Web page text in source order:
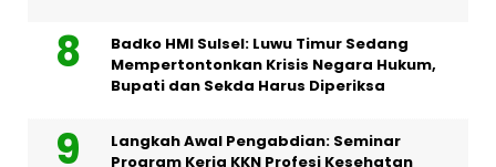
Badko HMI Sulsel: Luwu Timur Sedang
Mempertontonkan Krisis Negara Hukum,
Bupati dan Sekda Harus Diperiksa
Langkah Awal Pengabdian: Seminar
Program Kerja KKN Profesi Kesehatan